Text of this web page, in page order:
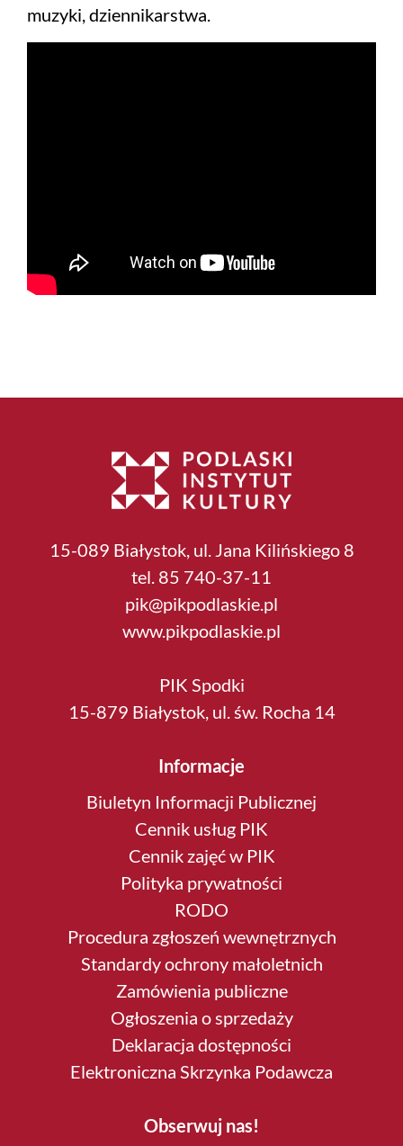
muzyki, dziennikarstwa.
15-089 Białystok, ul. Jana Kilińskiego 8
tel. 85 740-37-11
pik@pikpodlaskie.pl
www.pikpodlaskie.pl
PIK Spodki
15-879 Białystok, ul. św. Rocha 14
Informacje
Biuletyn Informacji Publicznej
Cennik usług PIK
Cennik zajęć w PIK
Polityka prywatności
RODO
Procedura zgłoszeń wewnętrznych
Standardy ochrony małoletnich
Zamówienia publiczne
Ogłoszenia o sprzedaży
Deklaracja dostępności
Elektroniczna Skrzynka Podawcza
Obserwuj nas!